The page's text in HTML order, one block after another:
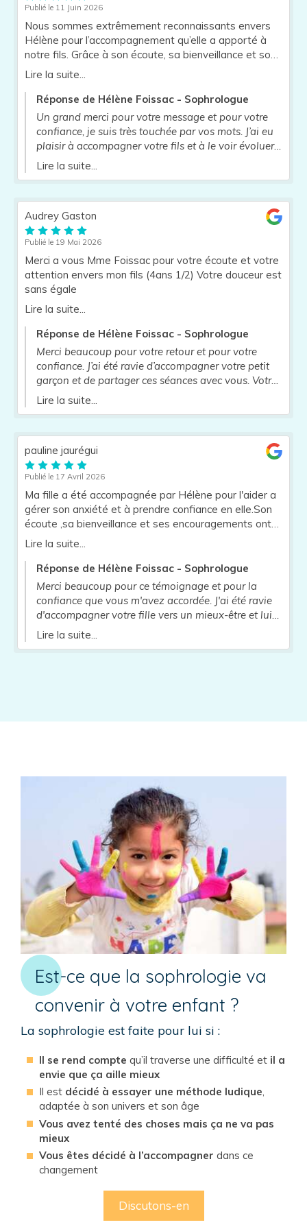
Publié le 11 Juin 2026
Nous sommes extrêmement reconnaissants envers
Hélène pour l’accompagnement qu’elle a apporté à
notre fils. Grâce à son écoute, sa bienveillance et son
professionnalisme, il a appris à mieux comprendre et
déroulées dans un climat de confiance qui lui a permis
de s’exprimer librement et de progresser à son
rythme. Un grand merci à Hélène pour cet
accompagnement précieux et de grande qualité. Nous
la recommandons sans hésitation !
Lire la suite...
Réponse de Hélène Foissac - Sophrologue
Un grand merci pour votre message et pour votre
confiance, je suis très touchée par vos mots. J’ai eu
plaisir à accompagner votre fils et à le voir évoluer
au fil des séances, dans le respect de son rythme et
votre soutien tout au long de cet accompagnement,
qui ont participé à ses progrès. Je vous souhaite à
tous une belle continuation .
Lire la suite...
Audrey Gaston
Publié le 19 Mai 2026
Merci a vous Mme Foissac pour votre écoute et votre
attention envers mon fils (4ans 1/2) Votre douceur est
sans égale
Lire la suite...
Réponse de Hélène Foissac - Sophrologue
Merci beaucoup pour votre retour et pour votre
confiance. J’ai été ravie d’accompagner votre petit
garçon et de partager ces séances avec vous. Votre
présence et votre implication ont été précieuses tout
disponible si besoin
Lire la suite...
pauline jaurégui
Publié le 17 Avril 2026
Ma fille a été accompagnée par Hélène pour l'aider a
gérer son anxiété et à prendre confiance en elle.Son
écoute ,sa bienveillance et ses encouragements ont
vraiment aidé ma fille dans la gestion de ses
Lire la suite...
Réponse de Hélène Foissac - Sophrologue
Merci beaucoup pour ce témoignage et pour la
confiance que vous m'avez accordée. ​J'ai été ravie
d'accompagner votre fille vers un mieux-être et lui
permettre de traverser ses pics de stress avec plus
Lire la suite...
Est-ce que la sophrologie va
convenir à votre enfant ?
La sophrologie est faite pour lui si :
Il se rend compte qu’il traverse une difficulté et il a
envie que ça aille mieux
Il est décidé à essayer une méthode ludique,
adaptée à son univers et son âge
Vous avez tenté des choses mais ça ne va pas
mieux
Vous êtes décidé à l’accompagner dans ce
changement
Discutons-en